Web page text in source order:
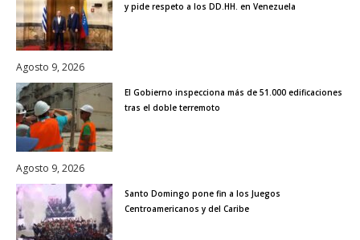
y pide respeto a los DD.HH. en Venezuela
Agosto 9, 2026
El Gobierno inspecciona más de 51.000 edificaciones
tras el doble terremoto
Agosto 9, 2026
Santo Domingo pone fin a los Juegos
Centroamericanos y del Caribe